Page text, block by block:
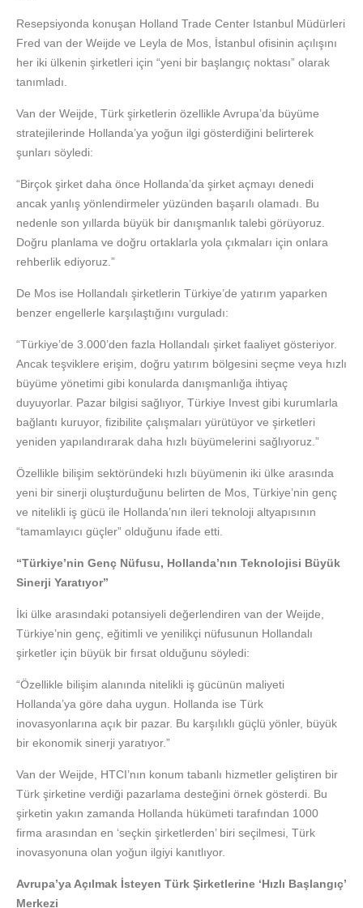
Resepsiyonda konuşan Holland Trade Center Istanbul Müdürleri
Fred van der Weijde ve Leyla de Mos, İstanbul ofisinin açılışını
her iki ülkenin şirketleri için “yeni bir başlangıç noktası” olarak
tanımladı.
Van der Weijde, Türk şirketlerin özellikle Avrupa’da büyüme
stratejilerinde Hollanda’ya yoğun ilgi gösterdiğini belirterek
şunları söyledi:
“Birçok şirket daha önce Hollanda’da şirket açmayı denedi
ancak yanlış yönlendirmeler yüzünden başarılı olamadı. Bu
nedenle son yıllarda büyük bir danışmanlık talebi görüyoruz.
Doğru planlama ve doğru ortaklarla yola çıkmaları için onlara
rehberlik ediyoruz.”
De Mos ise Hollandalı şirketlerin Türkiye’de yatırım yaparken
benzer engellerle karşılaştığını vurguladı:
“Türkiye’de 3.000’den fazla Hollandalı şirket faaliyet gösteriyor.
Ancak teşviklere erişim, doğru yatırım bölgesini seçme veya hızlı
büyüme yönetimi gibi konularda danışmanlığa ihtiyaç
duyuyorlar. Pazar bilgisi sağlıyor, Türkiye Invest gibi kurumlarla
bağlantı kuruyor, fizibilite çalışmaları yürütüyor ve şirketleri
yeniden yapılandırarak daha hızlı büyümelerini sağlıyoruz.”
Özellikle bilişim sektöründeki hızlı büyümenin iki ülke arasında
yeni bir sinerji oluşturduğunu belirten de Mos, Türkiye’nin genç
ve nitelikli iş gücü ile Hollanda’nın ileri teknoloji altyapısının
“tamamlayıcı güçler” olduğunu ifade etti.
“Türkiye’nin Genç Nüfusu, Hollanda’nın Teknolojisi Büyük
Sinerji Yaratıyor”
İki ülke arasındaki potansiyeli değerlendiren van der Weijde,
Türkiye’nin genç, eğitimli ve yenilikçi nüfusunun Hollandalı
şirketler için büyük bir fırsat olduğunu söyledi:
“Özellikle bilişim alanında nitelikli iş gücünün maliyeti
Hollanda’ya göre daha uygun. Hollanda ise Türk
inovasyonlarına açık bir pazar. Bu karşılıklı güçlü yönler, büyük
bir ekonomik sinerji yaratıyor.”
Van der Weijde, HTCI’nın konum tabanlı hizmetler geliştiren bir
Türk şirketine verdiği pazarlama desteğini örnek gösterdi. Bu
şirketin yakın zamanda Hollanda hükümeti tarafından 1000
firma arasından en ‘seçkin şirketlerden’ biri seçilmesi, Türk
inovasyonuna olan yoğun ilgiyi kanıtlıyor.
Avrupa’ya Açılmak İsteyen Türk Şirketlerine ‘Hızlı Başlangıç’
Merkezi